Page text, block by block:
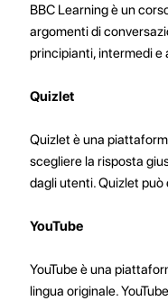
BBC Learning è un
argomenti di
principianti, intermedi e
Quizlet
Quizlet è una
scegliere la risposta
dagli utenti. Quizlet
YouTube
YouTube è una
lingua originale.